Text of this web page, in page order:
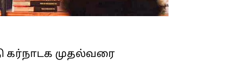
கர்நாடக முதல்வரை